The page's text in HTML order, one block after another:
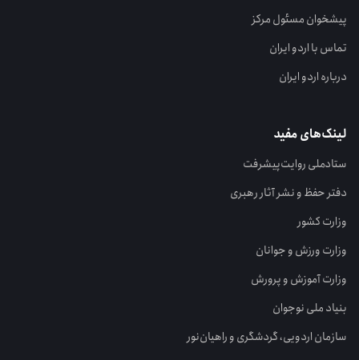
پیشخوان مسئول مرکز
تماس با اردو ایران
درباره اردو ایران
لینک‌های مفید
ستاد‌ملی روایت‌پیشرفت
دفتر حفظ و نشر آثار رهبری
وزارت کشور
وزارت ورزش و جوانان
وزارت آموزش و پرورش
بنیاد ملی نوجوان
سازمان اردویی، گردشگری و راهیان‌نور